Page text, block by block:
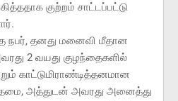
குற்றம் சாட்டப்பட்டு
நபர், தனது மனைவி மீதான
2 வயது குழந்தைகளில்
காட்டுமிராண்டித்தனமான
அத்துடன் அவரது அனைத்து